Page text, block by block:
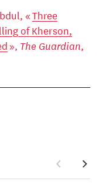
«Three
of Kherson,
», The Guardian,